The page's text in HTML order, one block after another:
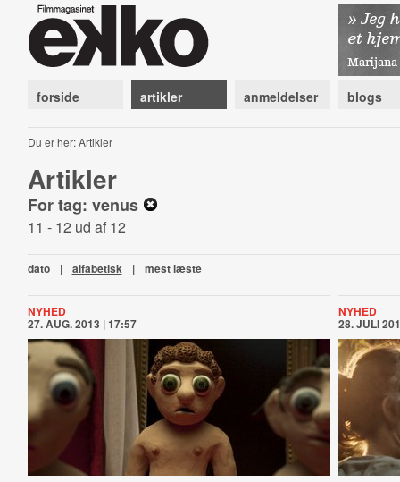
forside artikler anmeldelser blogs
Du er her:Artikler
Artikler
For tag: venus
11 - 12 ud af 12
dato | alfabetisk | mest læste
NYHED
27. AUG. 2013 | 17:57
NYHED
28. JULI